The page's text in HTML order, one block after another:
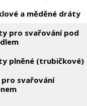
a měděné dráty
pro svařování pod
plněné (trubičkové)
svařování